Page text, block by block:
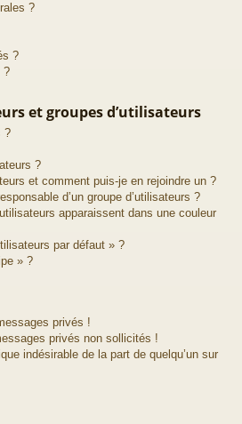
?
?
?
et groupes d’utilisateurs
?
?
et comment puis-je en rejoindre un ?
d’un groupe d’utilisateurs ?
apparaissent dans une couleur
par défaut » ?
» ?
privés !
privés non sollicités !
indésirable de la part de quelqu’un sur